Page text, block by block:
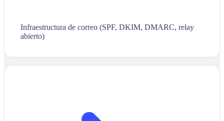
Infraestructura de correo (SPF, DKIM, DMARC, relay
abierto)